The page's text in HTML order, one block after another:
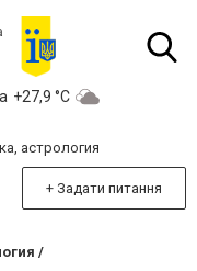
+27,9 °С
астрология
+ Задати питання
/